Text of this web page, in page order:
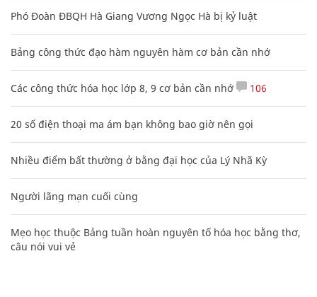
Phó Đoàn ĐBQH Hà Giang Vương Ngọc Hà bị kỷ luật
Bảng công thức đạo hàm nguyên hàm cơ bản cần nhớ
Các công thức hóa học lớp 8, 9 cơ bản cần nhớ 106
20 số điện thoại ma ám bạn không bao giờ nên gọi
Nhiều điểm bất thường ở bằng đại học của Lý Nhã Kỳ
Người lãng mạn cuối cùng
Mẹo học thuộc Bảng tuần hoàn nguyên tố hóa học bằng thơ,
câu nói vui vẻ